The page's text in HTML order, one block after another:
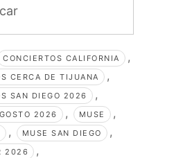
CONCIERTOS CALIFORNIA ,
CERCA DE TIJUANA ,
SAN DIEGO 2026 ,
2026 , MUSE ,
, MUSE SAN DIEGO ,
2026 ,